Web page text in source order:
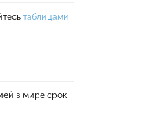
таблицами
в мире срок